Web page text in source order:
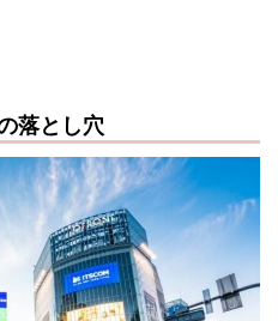
落とし穴